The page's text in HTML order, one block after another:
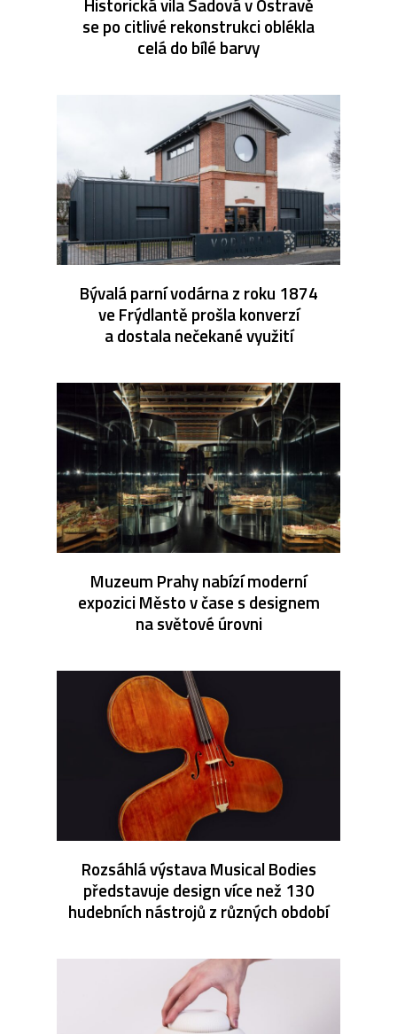
se po citlivé rekonstrukci oblékla
celá do bílé barvy
Bývalá parní vodárna z roku 1874
ve Frýdlantě prošla konverzí
a dostala nečekané využití
Muzeum Prahy nabízí moderní
expozici Město v čase s designem
na světové úrovni
Rozsáhlá výstava Musical Bodies
představuje design více než 130
hudebních nástrojů z různých období